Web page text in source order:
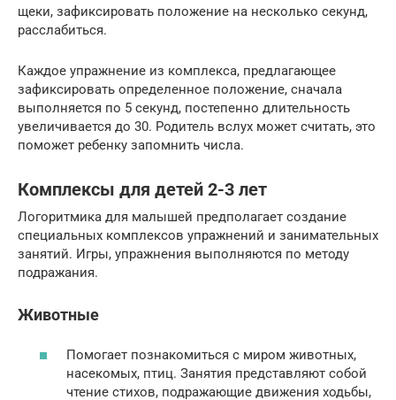
щеки, зафиксировать положение на несколько секунд,
расслабиться.
Каждое упражнение из комплекса, предлагающее
зафиксировать определенное положение, сначала
выполняется по 5 секунд, постепенно длительность
увеличивается до 30. Родитель вслух может считать, это
поможет ребенку запомнить числа.
Комплексы для детей 2-3 лет
Логоритмика для малышей предполагает создание
специальных комплексов упражнений и занимательных
занятий. Игры, упражнения выполняются по методу
подражания.
Животные
Помогает познакомиться с миром животных,
насекомых, птиц. Занятия представляют собой
чтение стихов, подражающие движения ходьбы,